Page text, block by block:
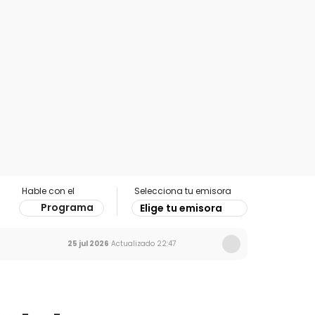
Hable con el
Programa
Selecciona tu emisora
Elige tu emisora
25 jul 2026 Actualizado 22:47